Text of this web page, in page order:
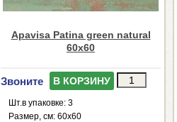
Apavisa Patina green natural
60x60
Звоните В КОРЗИНУ
Шт.в упаковке: 3
Размер, см: 60x60